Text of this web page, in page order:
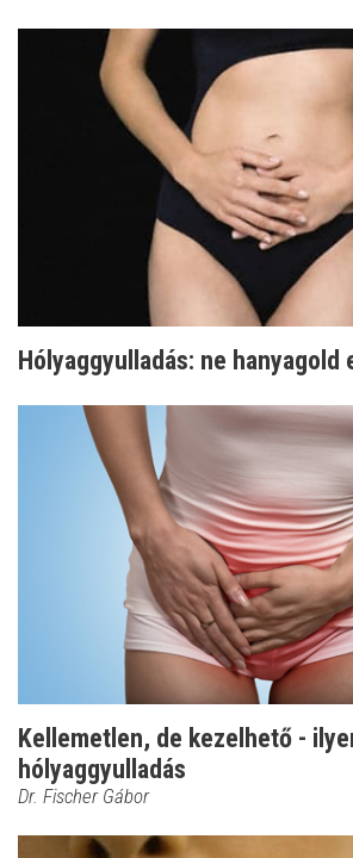
Hólyaggyulladás: ne hanyagold
Kellemetlen, de kezelhető -
hólyaggyulladás
Dr. Fischer Gábor